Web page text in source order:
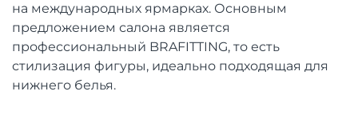
на международных ярмарках. Основным
предложением салона является
профессиональный BRAFITTING, то есть
стилизация фигуры, идеально подходящая для
нижнего белья.